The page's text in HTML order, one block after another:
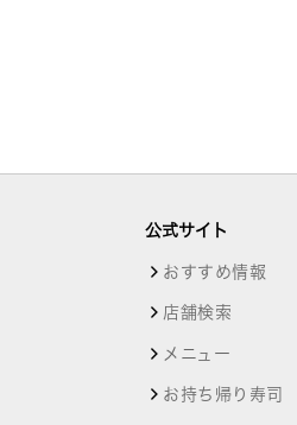
公式サイト
おすすめ情報
店舗検索
メニュー
お持ち帰り寿司